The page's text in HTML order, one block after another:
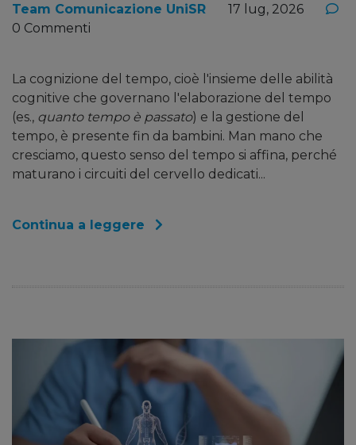
Team Comunicazione UniSR
17 lug, 2026
0 Commenti
La cognizione del tempo, cioè l'insieme delle abilità
cognitive che governano l'elaborazione del tempo
(es., quanto tempo è passato) e la gestione del
tempo, è presente fin da bambini. Man mano che
cresciamo, questo senso del tempo si affina, perché
maturano i circuiti del cervello dedicati...
Continua a leggere